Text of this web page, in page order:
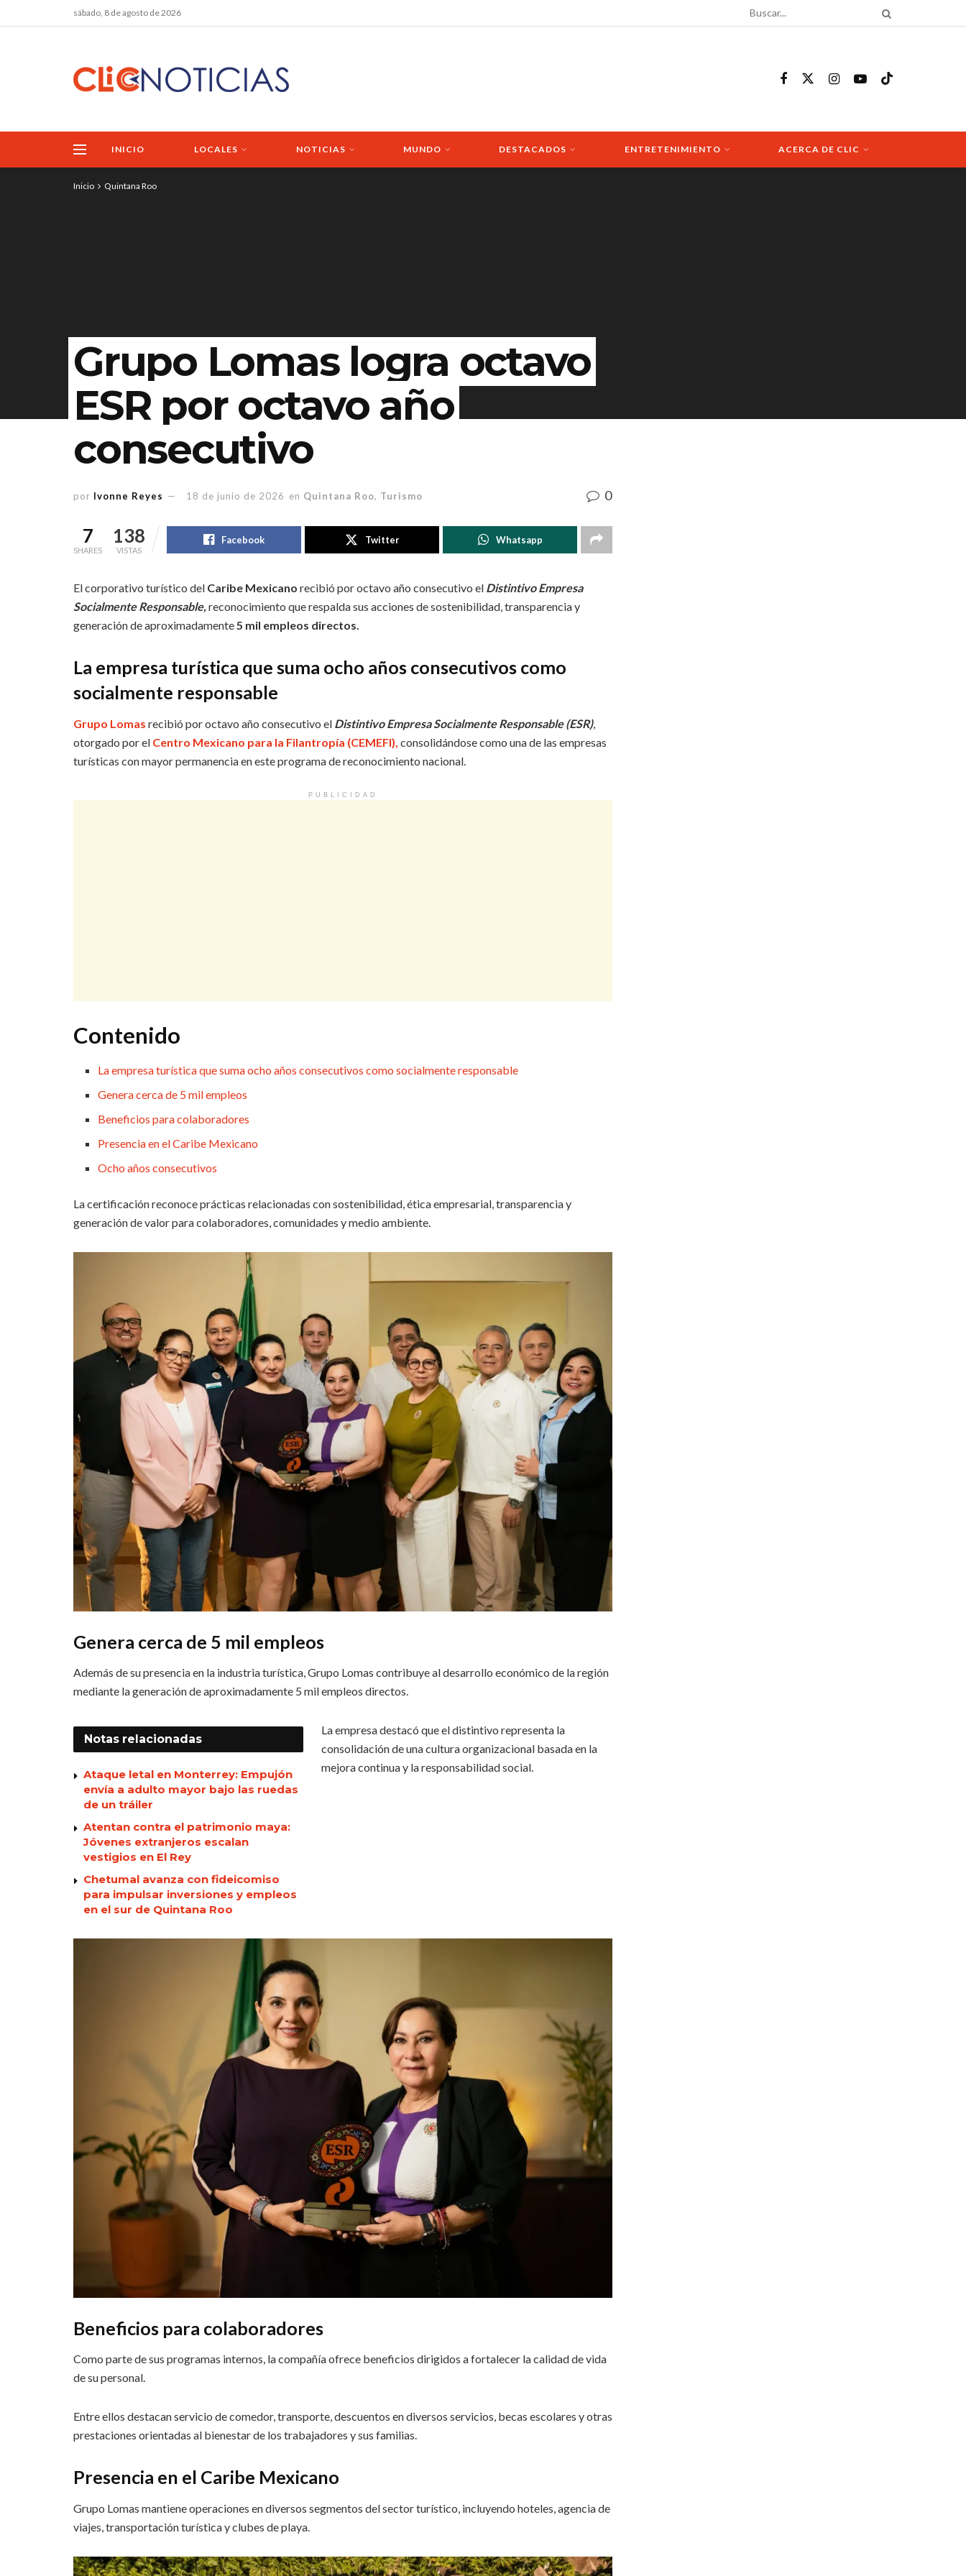
sábado, 8 de agosto de 2026
INICIO LOCALES NOTICIAS MUNDO DESTACADOS ENTRETENIMIENTO ACERCA DE CLIC
Inicio Quintana Roo
Grupo Lomas logra octavo
ESR por octavo año
consecutivo
por Ivonne Reyes 18 de junio de 2026 en Quintana Roo, Turismo 0
7
SHARES
138
VISTAS
Facebook Twitter Whatsapp
El corporativo turístico del Caribe Mexicano recibió por octavo año consecutivo el Distintivo Empresa
Socialmente Responsable,reconocimiento que respalda sus acciones de sostenibilidad, transparencia y
generación de aproximadamente5 mil empleos directos.
La empresa turística que suma ocho años consecutivos como
socialmente responsable
Grupo Lomas recibió por octavo año consecutivo el Distintivo Empresa Socialmente Responsable (ESR),
otorgado por el Centro Mexicano para la Filantropía (CEMEFI), consolidándose como una de las empresas
turísticas con mayor permanencia en este programa de reconocimiento nacional.
PUBLICIDAD
Contenido
La empresa turística que suma ocho años consecutivos como socialmente responsable
Genera cerca de 5 mil empleos
Beneficios para colaboradores
Presencia en el Caribe Mexicano
Ocho años consecutivos
La certificación reconoce prácticas relacionadas con sostenibilidad, ética empresarial, transparencia y
generación de valor para colaboradores, comunidades y medio ambiente.
Genera cerca de 5 mil empleos
Además de su presencia en la industria turística, Grupo Lomas contribuye al desarrollo económico de la región
mediante la generación de aproximadamente 5 mil empleos directos.
Notas relacionadas
Ataque letal en Monterrey: Empujón
envía a adulto mayor bajo las ruedas
de un tráiler
Atentan contra el patrimonio maya:
Jóvenes extranjeros escalan
vestigios en El Rey
Chetumal avanza con fideicomiso
para impulsar inversiones y empleos
en el sur de Quintana Roo
La empresa destacó que el distintivo representa la
consolidación de una cultura organizacional basada en la
mejora continua y la responsabilidad social.
Beneficios para colaboradores
Como parte de sus programas internos, la compañía ofrece beneficios dirigidos a fortalecer la calidad de vida
de su personal.
Entre ellos destacan servicio de comedor, transporte, descuentos en diversos servicios, becas escolares y otras
prestaciones orientadas al bienestar de los trabajadores y sus familias.
Presencia en el Caribe Mexicano
Grupo Lomas mantiene operaciones en diversos segmentos del sector turístico, incluyendo hoteles, agencia de
viajes, transportación turística y clubes de playa.